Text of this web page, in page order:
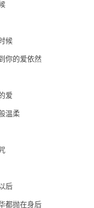
候
你的爱依然
爱
温柔
后
都抛在身后